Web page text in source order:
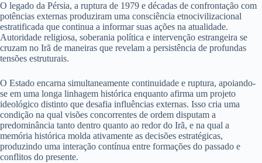
O legado da Pérsia, a ruptura de 1979 e décadas de confrontação com
potências externas produziram uma consciência etnocivilizacional
estratificada que continua a informar suas ações na atualidade.
Autoridade religiosa, soberania política e intervenção estrangeira se
cruzam no Irã de maneiras que revelam a persistência de profundas
tensões estruturais.
O Estado encarna simultaneamente continuidade e ruptura, apoiando-
se em uma longa linhagem histórica enquanto afirma um projeto
ideológico distinto que desafia influências externas. Isso cria uma
condição na qual visões concorrentes de ordem disputam a
predominância tanto dentro quanto ao redor do Irã, e na qual a
memória histórica molda ativamente as decisões estratégicas,
produzindo uma interação contínua entre formações do passado e
conflitos do presente.